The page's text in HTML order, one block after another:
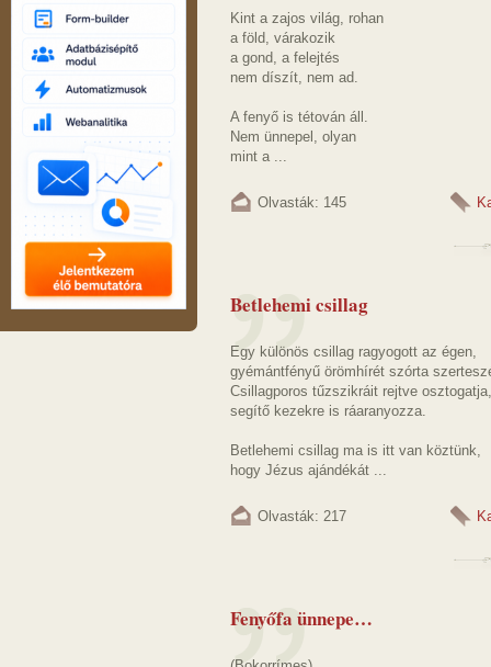
Kint a zajos világ, rohan
a föld, várakozik
a gond, a felejtés
nem díszít, nem ad.
A fenyő is tétován áll.
Nem ünnepel, olyan
mint a ...
Olvasták: 145
Betlehemi csillag
Egy különös csillag ragyogott az égen,
gyémántfényű örömhírét szórta
Csillagporos tűzszikráit rejtve osztogatja,
segítő kezekre is ráaranyozza.
Betlehemi csillag ma is itt van köztünk,
hogy Jézus ajándékát ...
Olvasták: 217
Fenyőfa ünnepe…